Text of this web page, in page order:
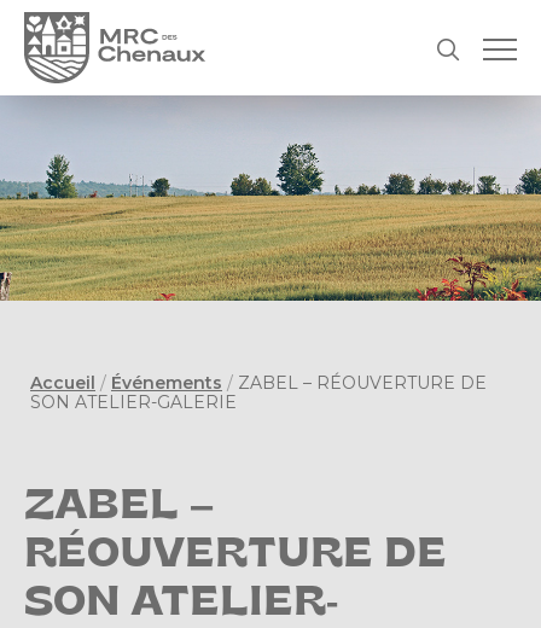
Accueil / Événements / ZABEL – RÉOUVERTURE DE
SON ATELIER-GALERIE
ZABEL –
RÉOUVERTURE DE
SON ATELIER-